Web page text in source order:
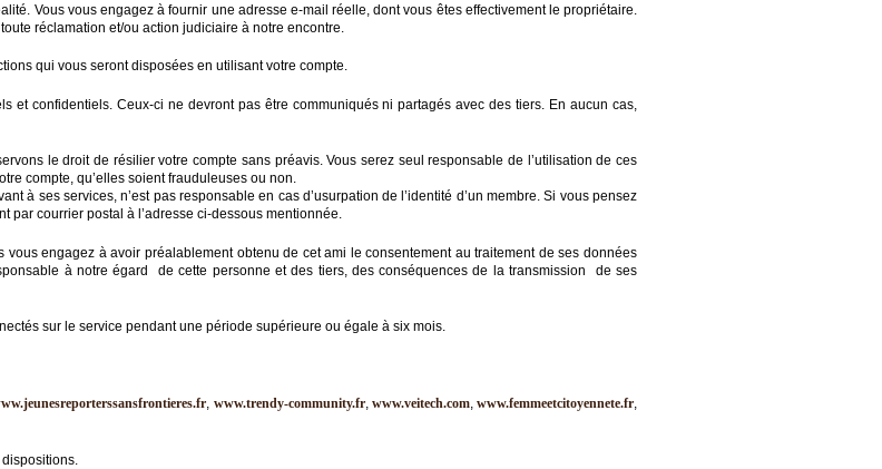
Vous vous engagez à fournir une adresse e-mail réelle, dont vous êtes effectivement le propriétaire.
réclamation et/ou action judiciaire à notre encontre.
qui vous seront disposées en utilisant votre compte.
confidentiels. Ceux-ci ne devront pas être communiqués ni partagés avec des tiers. En aucun cas,
le droit de résilier votre compte sans préavis. Vous serez seul responsable de l’utilisation de ces
compte, qu’elles soient frauduleuses ou non.
à ses services, n’est pas responsable en cas d’usurpation de l’identité d’un membre. Si vous pensez
par courrier postal à l’adresse ci-dessous mentionnée.
engagez à avoir préalablement obtenu de cet ami le consentement au traitement de ses données
à notre égard de cette personne et des tiers, des conséquences de la transmission de ses
sur le service pendant une période supérieure ou égale à six mois.
, www.trendy-community.fr, www.veitech.com,www.femmeetcitoyennete.fr,